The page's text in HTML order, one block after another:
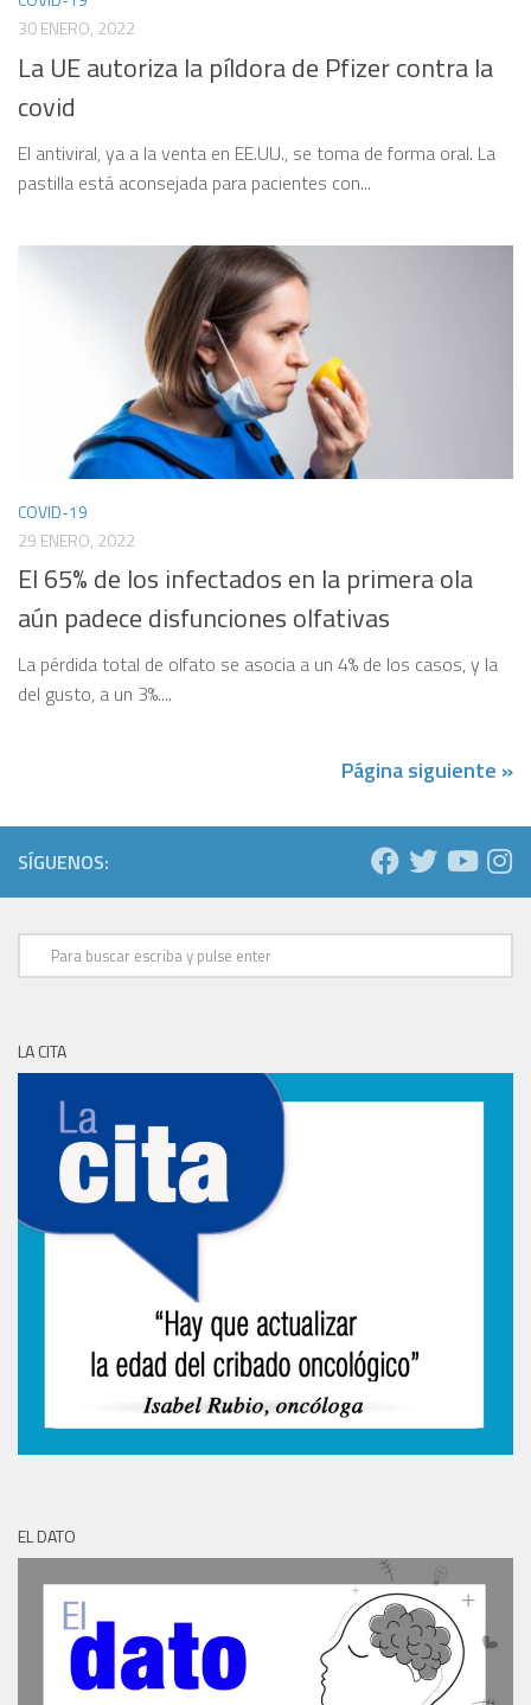
30 ENERO, 2022
La UE autoriza la píldora de Pfizer contra la
covid
El antiviral, ya a la venta en EE.UU., se toma de forma oral. La
pastilla está aconsejada para pacientes con...
COVID-19
29 ENERO, 2022
El 65% de los infectados en la primera ola
aún padece disfunciones olfativas
La pérdida total de olfato se asocia a un 4% de los casos, y la
del gusto, a un 3%....
Página siguiente »
SÍGUENOS:
LA CITA
EL DATO